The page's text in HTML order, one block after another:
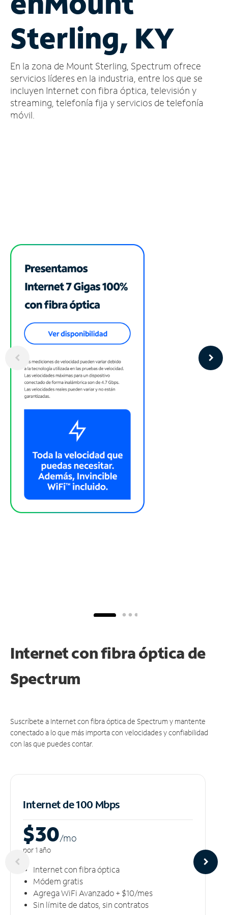
cuenta
Encuentra
tienda
Sterling, KY
En la zona de Mount Sterling, Spectrum ofrece
servicios líderes en la industria, entre los que se
incluyen Internet con fibra óptica, televisión y
streaming, telefonía fija y servicios de telefonía
móvil.
Internet con fibra óptica de
Spectrum
Suscríbete a Internet con fibra óptica de Spectrum y mantente
conectado a lo que más importa con velocidades y confiabilidad
con las que puedes contar.
Internet de 100 Mbps
$30/mo
por 1 año
Internet con fibra óptica
Módem gratis
Agrega WiFi Avanzado + $10/mes
Sin límite de datos, sin contratos